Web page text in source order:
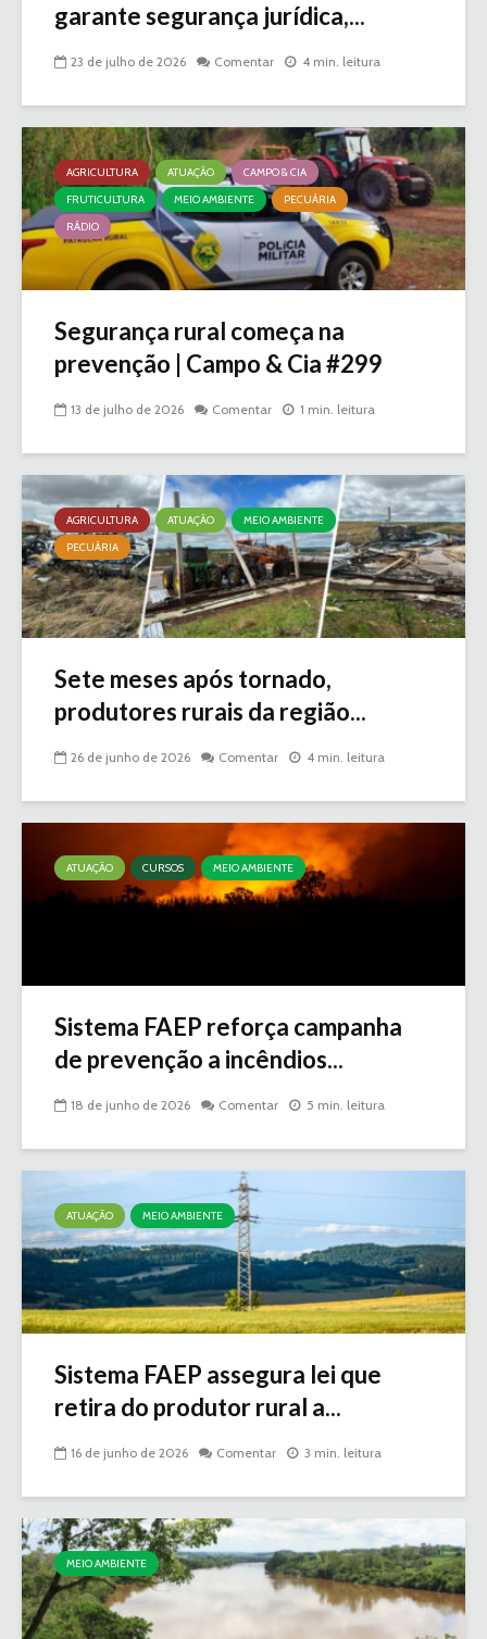
garante segurança jurídica,...
23 de julho de 2026 Comentar 4 min. leitura
AGRICULTURA ATUAÇÃO
CAMPO & CIA
FRUTICULTURA
MEIO AMBIENTE
PECUÁRIA
RÁDIO
Segurança rural começa na
prevenção | Campo & Cia #299
13 de julho de 2026 Comentar 1 min. leitura
AGRICULTURA ATUAÇÃO
MEIO AMBIENTE
PECUÁRIA
Sete meses após tornado,
produtores rurais da região...
26 de junho de 2026 Comentar 4 min. leitura
ATUAÇÃO CURSOS MEIO AMBIENTE
Sistema FAEP reforça campanha
de prevenção a incêndios...
18 de junho de 2026 Comentar 5 min. leitura
ATUAÇÃO MEIO AMBIENTE
Sistema FAEP assegura lei que
retira do produtor rural a...
16 de junho de 2026 Comentar 3 min. leitura
MEIO AMBIENTE